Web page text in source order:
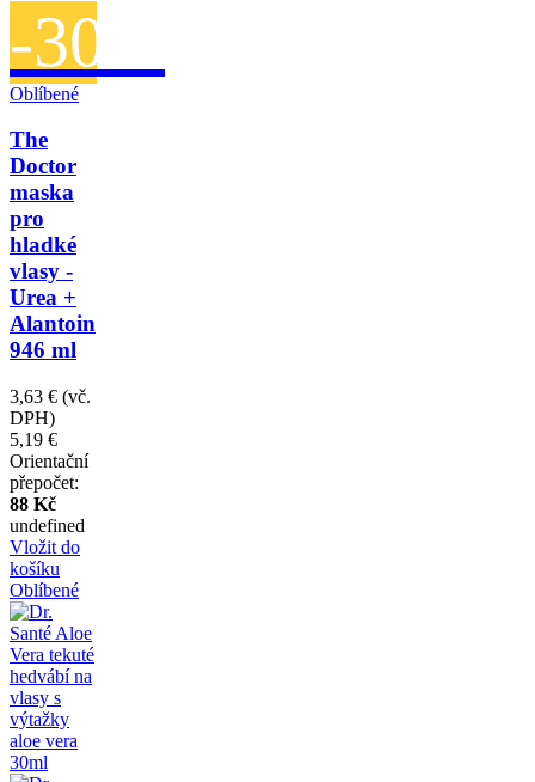
-30%
Oblíbené
The
Doctor
maska
pro
hladké
vlasy -
Urea +
Alantoin
946 ml
3,63 € (vč.
DPH)
5,19 €
Orientační
přepočet:
88 Kč
undefined
Vložit do
košíku
Oblíbené